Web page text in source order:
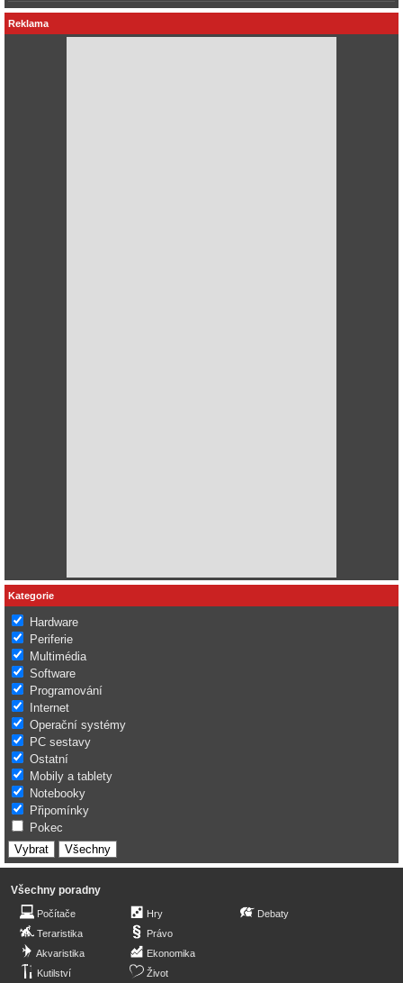
Reklama
Kategorie
Hardware
Periferie
Multimédia
Software
Programování
Internet
Operační systémy
PC sestavy
Ostatní
Mobily a tablety
Notebooky
Připomínky
Pokec
Všechny poradny
Počítače
Teraristika
Akvaristika
Kutilství
Hry
Právo
Ekonomika
Život
Debaty